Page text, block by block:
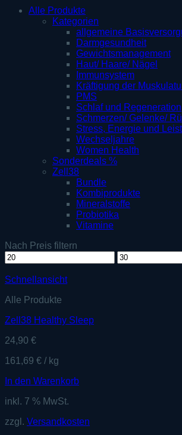
Alle Produkte
Kategorien
allgemeine
Darmgesundheit
Gewichtsmanagement
Haut/ Haare/ Nägel
Immunsystem
Kräftigung der
PMS
Schlaf und Regeneration
Schmerzen/ Gelenke/
Stress, Energie und
Wechseljahre
Women Health
Sonderdeals %
Zell38
Bundle
Kombiprodukte
Mineralstoffe
Probiotika
Vitamine
Nach Preis filtern
Min.
Preis
Max.
Preis
Schnellansicht
Alle Produkte
Zell38 Healthy Sleep
24,90 €
161,69 € / kg
In den Warenkorb
inkl. 7 % MwSt.
zzgl. Versandkosten